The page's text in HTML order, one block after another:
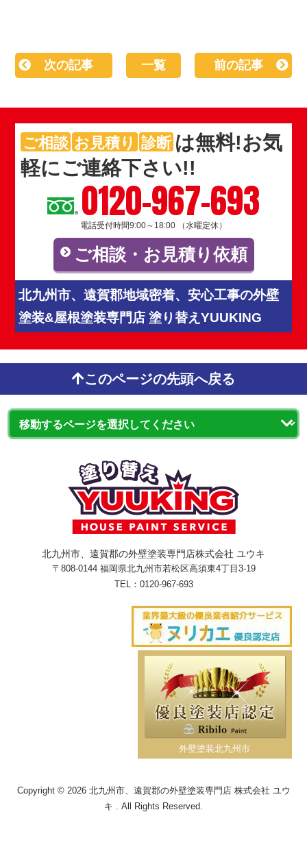
次の記事 一覧 前の記事
ご相談 お見積り 診断 は無料!お気
軽にご連絡下さい!!
0120-967-693
電話受付時間9:00～18:00 （水曜定休）
ご相談・お見積り依頼
北九州市、遠賀郡地域密着、安心工事の外壁
塗装&屋根塗装専門店 塗り替えYUUKING
このページの先頭へ戻る
北九州市、遠賀郡の外壁塗装専門店株式会社 ユウキ
〒808-0144 福岡県北九州市若松区高須東4丁目3-19
TEL： 0120-967-693
外壁塗装北九州市
Copyright © 2026 北九州市、遠賀郡の外壁塗装専門店 株式会社 ユウ
キ . All Rights Reserved.